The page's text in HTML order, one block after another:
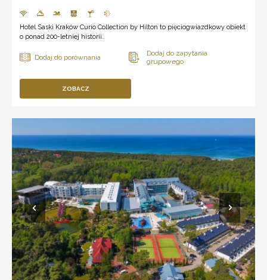
Hotel Saski Kraków Curio Collection by Hilton to pięciogwiazdkowy obiekt
o ponad 200-letniej historii.
ZOBACZ